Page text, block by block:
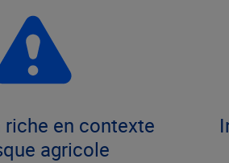
riche en contexte
agricole